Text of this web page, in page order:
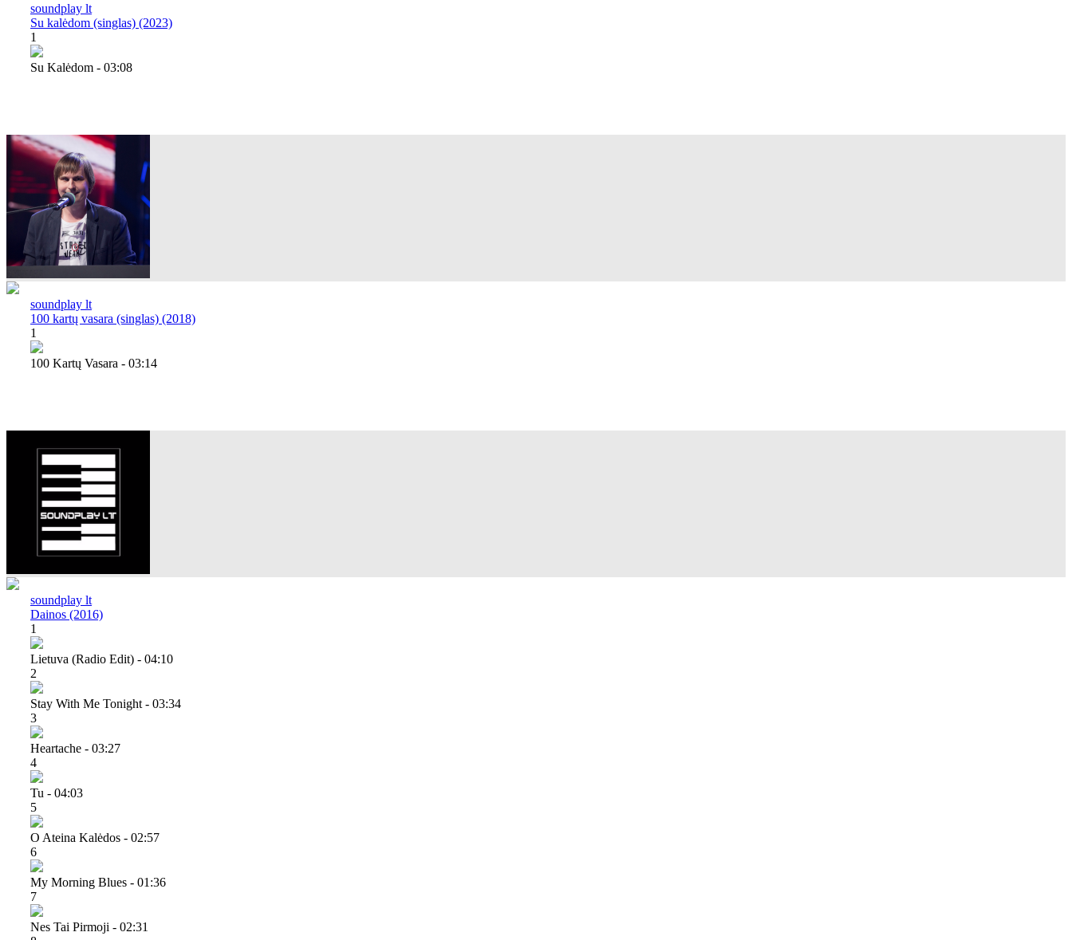
soundplay lt
Su kalėdom (singlas) (2023)
1
Su Kalėdom - 03:08
soundplay lt
100 kartų vasara (singlas) (2018)
1
100 Kartų Vasara - 03:14
soundplay lt
Dainos (2016)
1
Lietuva (radio Edit) - 04:10
2
Stay With Me Tonight - 03:34
3
Heartache - 03:27
4
Tu - 04:03
5
O Ateina Kalėdos - 02:57
6
My Morning Blues - 01:36
7
Nes Tai Pirmoji - 02:31